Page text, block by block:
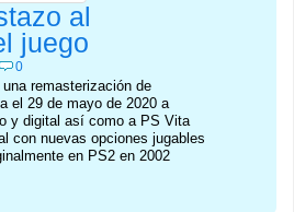
al
juego
0
remasterización de
el 29 de mayo de 2020 a
y digital así como a PS Vita
con nuevas opciones jugables
en PS2 en 2002